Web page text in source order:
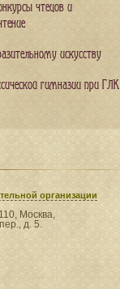
чтецов и
искусству
гимназии при ГЛК
организации
Москва,
д. 5.